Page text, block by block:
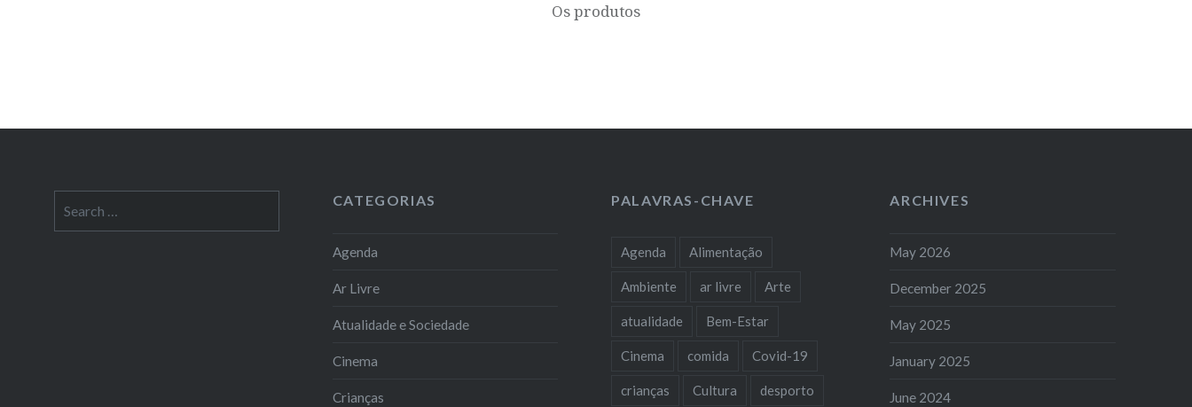
Os produtos
for:
CATEGORIAS
Agenda
Ar Livre
Atualidade e Sociedade
Cinema
Crianças
PALAVRAS-CHAVE
Agenda Alimentação
Ambiente ar livre Arte
atualidade Bem-Estar
Cinema comida Covid-19
crianças Cultura desporto
ARCHIVES
May 2026
December 2025
May 2025
January 2025
June 2024